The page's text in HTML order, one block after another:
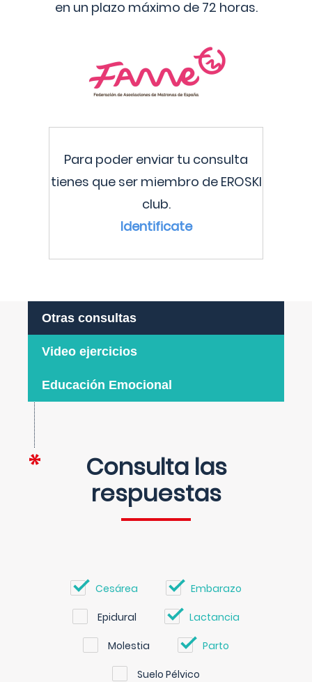
en un plazo máximo de 72 horas.
Para poder enviar tu consulta
tienes que ser miembro de EROSKI
club.
Identificate
Otras consultas
Video ejercicios
Educación Emocional
Consulta las
respuestas
Cesárea Embarazo
Epidural Lactancia
Molestia Parto
Suelo Pélvico